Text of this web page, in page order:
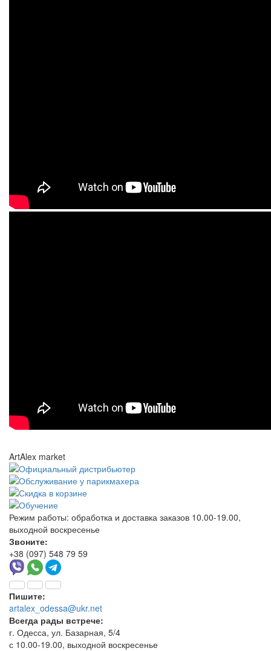
ArtAlex market
Режим работы: обработка и доставка заказов 10.00-19.00,
выходной воскресенье
Звоните:
+38 (097) 548 79 59
Пишите:
artalex_odessa@ukr.net
Всегда рады встрече:
г. Одесса, ул. Базарная, 5/4
с 10.00-19.00, выходной воскресенье